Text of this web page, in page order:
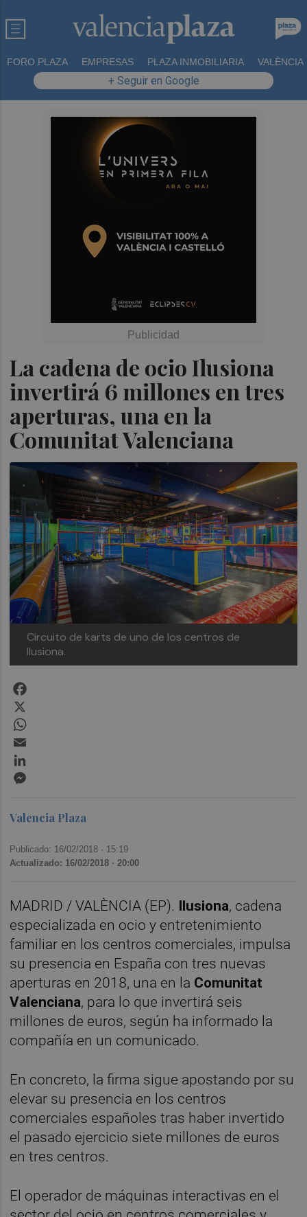
FORO PLAZA EMPRESAS PLAZA INMOBILIARIA VALÈNCIA
+ Seguir en Google
La cadena de ocio Ilusiona
invertirá 6 millones en tres
aperturas, una en la
Comunitat Valenciana
Circuito de karts de uno de los centros de
Ilusiona.
Valencia Plaza
Publicado: 16/02/2018 · 15:19
Actualizado: 16/02/2018 · 20:00
MADRID / VALÈNCIA (EP). Ilusiona, cadena
especializada en ocio y entretenimiento
familiar en los centros comerciales, impulsa
su presencia en España con tres nuevas
aperturas en 2018, una en la Comunitat
Valenciana, para lo que invertirá seis
millones de euros, según ha informado la
compañía en un comunicado.
En concreto, la firma sigue apostando por su
elevar su presencia en los centros
comerciales españoles tras haber invertido
el pasado ejercicio siete millones de euros
en tres centros.
El operador de máquinas interactivas en el